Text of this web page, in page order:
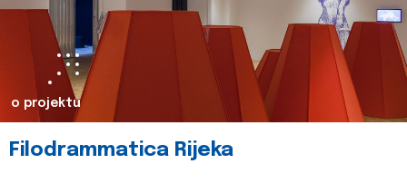
o projektu
Filodrammatica Rijeka